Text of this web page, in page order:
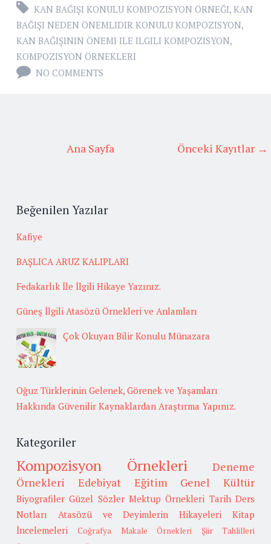
KAN BAĞIŞI KONULU KOMPOZISYON ÖRNEĞI, KAN
BAĞIŞI NEDEN ÖNEMLIDIR KONULU KOMPOZISYON,
KAN BAĞIŞININ ÖNEMI ILE ILGILI KOMPOZISYON,
KOMPOZISYON ÖRNEKLERI
NO COMMENTS
Önceki Kayıtlar →
Ana Sayfa
Beğenilen Yazılar
Kafiye
BAŞLICA ARUZ KALIPLARI
Fedakarlık İle İlgili Hikaye Yazınız.
Güneş İlgili Atasözü Örnekleri ve Anlamları
Çok Okuyan Bilir Konulu Münazara
Oğuz Türklerinin Gelenek, Görenek ve Yaşamları
Hakkında Güvenilir Kaynaklardan Araştırma Yapınız.
Kategoriler
Kompozisyon Örnekleri
Deneme
Örnekleri
Edebiyat Eğitim Genel Kültür
Biyografiler Güzel Sözler Mektup Örnekleri Tarih Ders
Notları
Atasözü ve Deyimlerin Hikayeleri
Kitap
İncelemeleri
Coğrafya Makale Örnekleri Şiir Tahlilleri